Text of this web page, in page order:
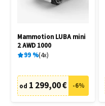
Mammotion LUBA mini
2 AWD 1000
99% 4x
od 1 299,00 € -6%